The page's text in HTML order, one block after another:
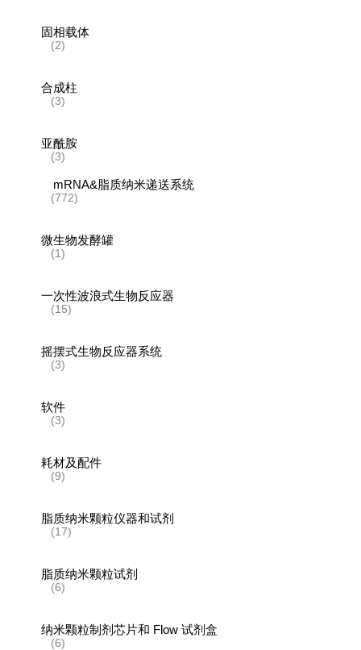
固相载体
(2)
合成柱
(3)
亚酰胺
(3)
mRNA&脂质纳米递送系统
(772)
微生物发酵罐
(1)
一次性波浪式生物反应器
(15)
摇摆式生物反应器系统
(3)
软件
(3)
耗材及配件
(9)
脂质纳米颗粒仪器和试剂
(17)
脂质纳米颗粒试剂
(6)
纳米颗粒制剂芯片和 Flow 试剂盒
(6)